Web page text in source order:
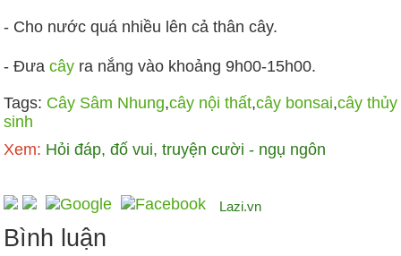
- Cho nước quá nhiều lên cả thân cây.
- Đưacây ra nắng vào khoảng 9h00-15h00.
Tags: Cây Sâm Nhung,cây nội thất,cây bonsai,cây thủy
sinh
Xem: Hỏi đáp, đố vui, truyện cười - ngụ ngôn
Lazi.vn
Bình luận